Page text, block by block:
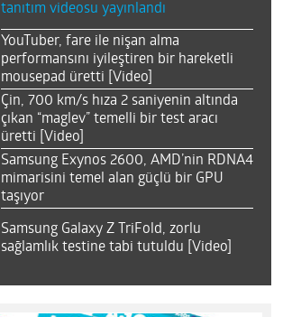
tanıtım videosu yayınlandı
YouTuber, fare ile nişan alma
performansını iyileştiren bir hareketli
mousepad üretti [Video]
Çin, 700 km/s hıza 2 saniyenin altında
çıkan “maglev” temelli bir test aracı
üretti [Video]
Samsung Exynos 2600, AMD’nin RDNA4
mimarisini temel alan güçlü bir GPU
taşıyor
Samsung Galaxy Z TriFold, zorlu
sağlamlık testine tabi tutuldu [Video]